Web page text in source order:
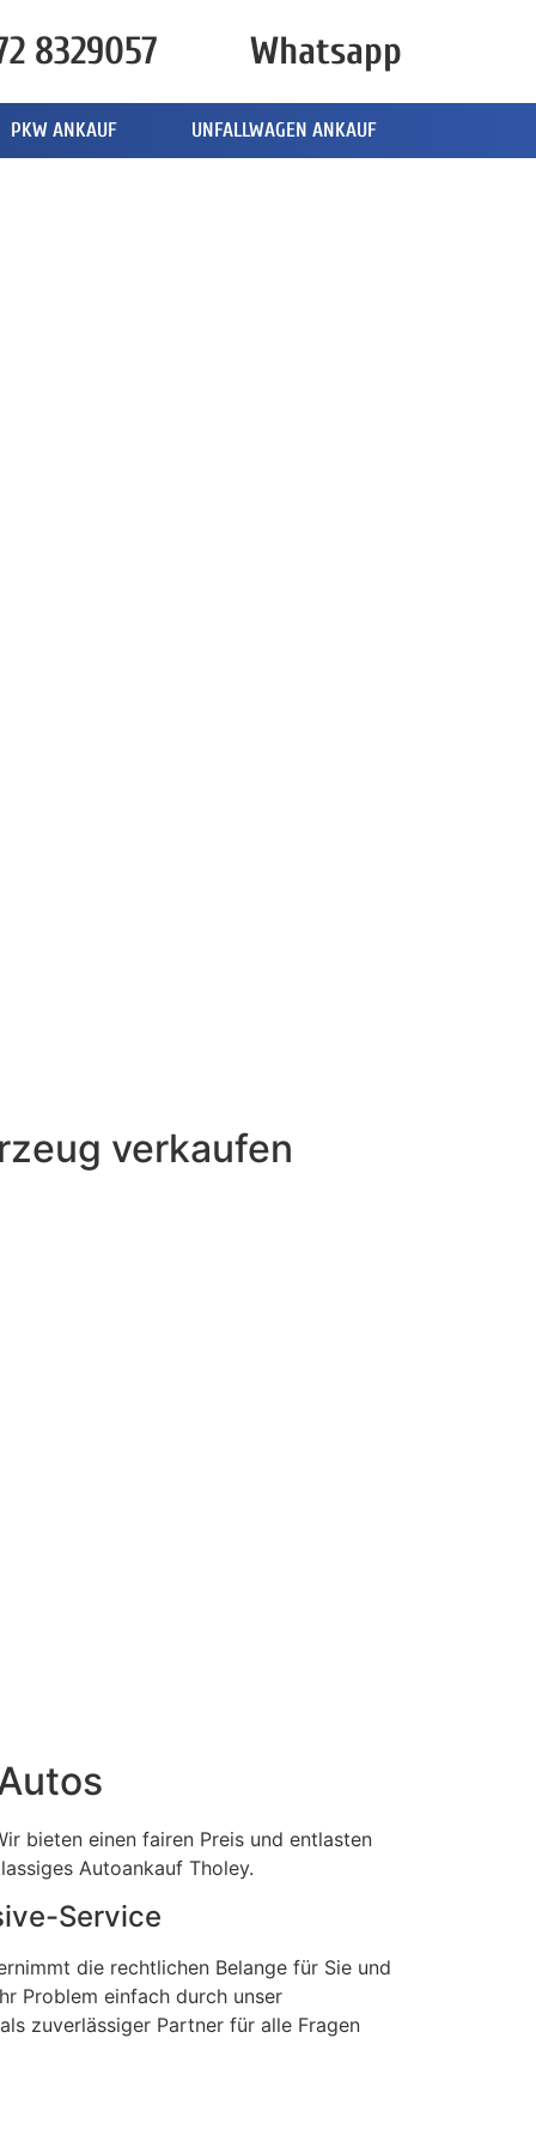
8329057 Whatsapp
PKW ANKAUF UNFALLWAGEN ANKAUF
verkaufen
bieten einen fairen Preis und entlasten
Autoankauf Tholey.
Service
die rechtlichen Belange für Sie und
Problem einfach durch unser
zuverlässiger Partner für alle Fragen